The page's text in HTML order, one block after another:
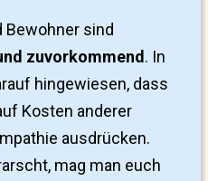
Bewohner sind
zuvorkommend. In
hingewiesen, dass
Kosten anderer
ausdrücken.
mag man euch